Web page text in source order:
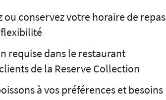
ou conservez votre horaire de repas
requise dans le restaurant
de la Reserve Collection
à vos préférences et besoins